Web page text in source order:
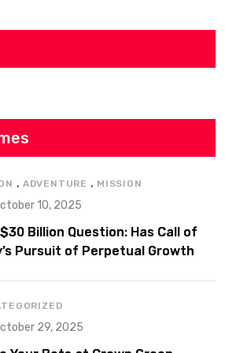
, ADVENTURE , MISSION
10, 2025
Billion Question: Has Call of
Pursuit of Perpetual Growth
29, 2025